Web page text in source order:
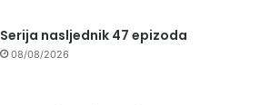
Serija nasljednik 47 epizoda
08/08/2026